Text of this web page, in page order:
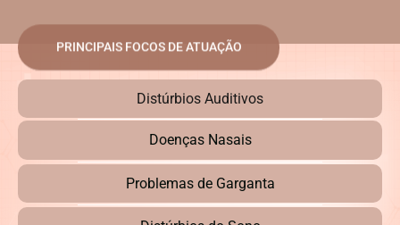
PRINCIPAIS FOCOS DE ATUAÇÃO
Distúrbios Auditivos
Doenças Nasais
Problemas de Garganta